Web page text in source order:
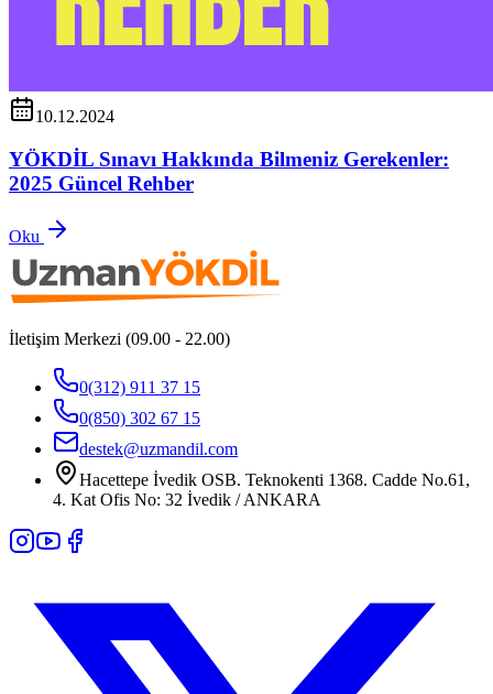
10.12.2024
YÖKDİL Sınavı Hakkında Bilmeniz Gerekenler:
2025 Güncel Rehber
Oku
İletişim Merkezi (09.00 - 22.00)
0(312) 911 37 15
0(850) 302 67 15
destek@uzmandil.com
Hacettepe İvedik OSB. Teknokenti 1368. Cadde No.61,
4. Kat Ofis No: 32 İvedik / ANKARA